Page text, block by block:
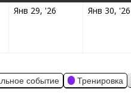
Янв 29, '26 29.01.2026Янв 30, '26
событие Тренировка